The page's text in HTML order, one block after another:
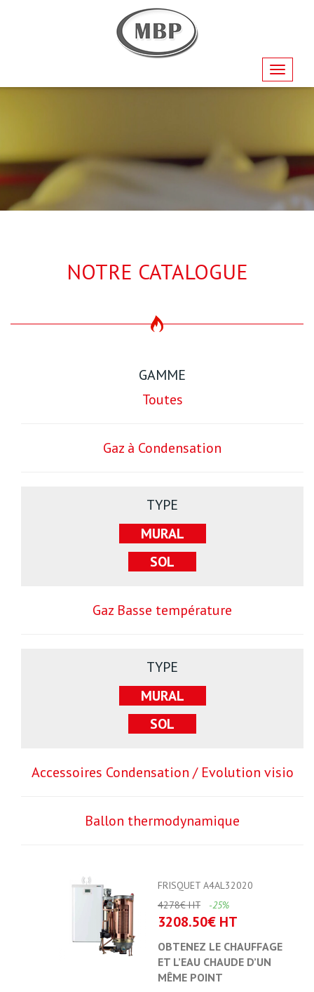
NOTRE CATALOGUE
GAMME
Toutes
Gaz à Condensation
TYPE
MURAL
SOL
Gaz Basse température
TYPE
MURAL
SOL
Accessoires Condensation / Evolution visio
Ballon thermodynamique
FRISQUET A4AL32020
4278€ HT
-25%
3208.50€ HT
OBTENEZ LE CHAUFFAGE
ET L’EAU CHAUDE D’UN
MÊME POINT